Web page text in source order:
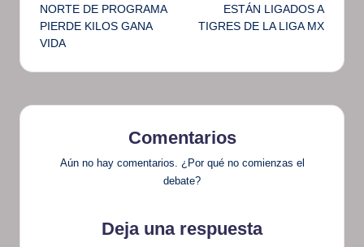
entradas
NORTE DE PROGRAMA
PIERDE KILOS GANA
VIDA
ESTÁN LIGADOS A
TIGRES DE LA LIGA MX
Comentarios
Aún no hay comentarios. ¿Por qué no comienzas el
debate?
Deja una respuesta